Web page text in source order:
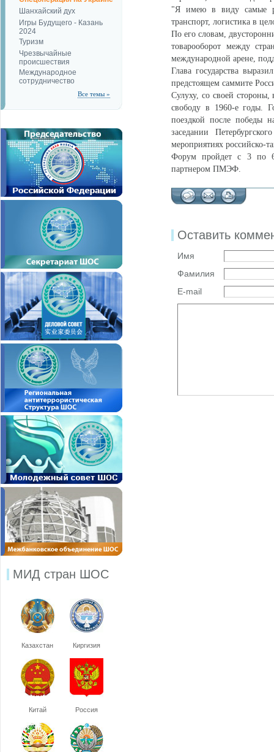
Шанхайский дух
Игры Будущего - Казань
2024
Туризм
Чрезвычайные
происшествия
Международное
сотрудничество
Все темы »
МИД стран ШОС
Казахстан Киргизия
Китай Россия
"Я имею в виду самые
транспорт, логистика в
По его словам,
товарооборот между
международной арене,
Глава государства
предстоящем саммите
Сулуху, со своей
свободу в 1960-е годы.
поездкой после победы
заседании
мероприятиях российско-
Форум пройдет с 3 по
партнером ПМЭФ.
Оставить
Имя
Фамилия
E-mail